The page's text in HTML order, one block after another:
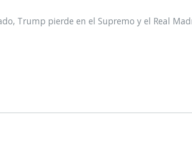
Trump pierde en el Supremo y el Real